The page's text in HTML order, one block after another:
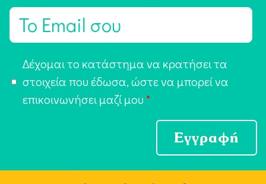
E
π
ή
Δέχομαι το κατάστημα να κρατήσει τα
στοιχεία που έδωσα, ώστε να μπορεί να
επικοινωνήσει μαζί μου *
Εγγραφή